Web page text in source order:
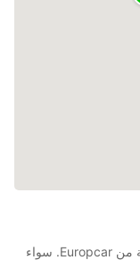
اكتشف Rukla مع خدمة تأجير السيارات الموثوقة من Europcar. سواء